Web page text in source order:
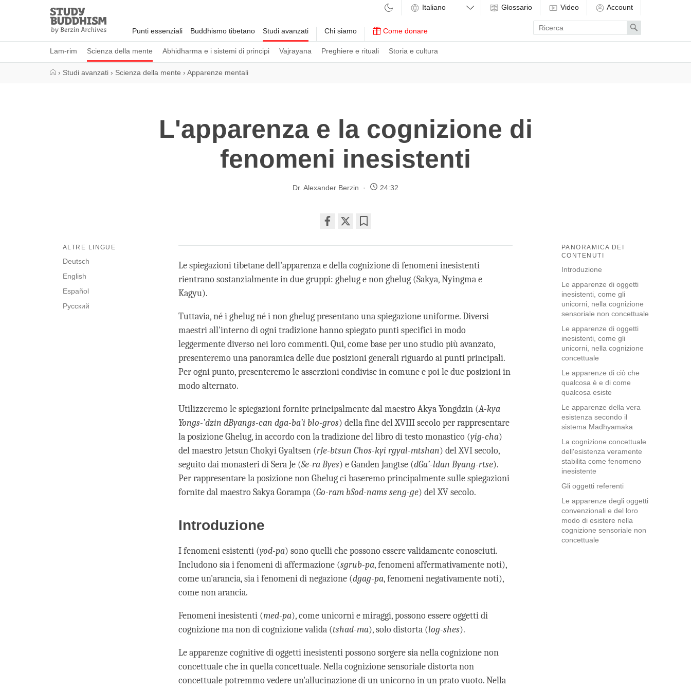
Study
Buddhism
Home
Punti essenziali Buddhismo tibetano Studi avanzati
Lam-rim Scienza della mente Abhidharma e i sistemi di principi Vajrayana Preghiere e rituali Storia e cultura
Chi siamo Come donare
Glossario Video Account
Enter
search
term
Search
› Studi avanzati › Scienza della mente › Apparenze mentali
L'apparenza e la cognizione di
fenomeni inesistenti
Dr. Alexander Berzin 24:32
on
facebook
PANORAMICA DEI
CONTENUTI
Introduzione
Le apparenze di oggetti
inesistenti, come gli
unicorni, nella cognizione
sensoriale non concettuale
Le apparenze di oggetti
inesistenti, come gli
unicorni, nella cognizione
concettuale
Le apparenze di ciò che
qualcosa è e di come
qualcosa esiste
Le apparenze della vera
esistenza secondo il
sistema Madhyamaka
La cognizione concettuale
dell'esistenza veramente
stabilita come fenomeno
inesistente
Gli oggetti referenti
Le apparenze degli oggetti
convenzionali e del loro
modo di esistere nella
cognizione sensoriale non
concettuale
ALTRE LINGUE
Deutsch
English
Español
Русский
Le spiegazioni tibetane dell'apparenza e della cognizione di fenomeni inesistenti
rientrano sostanzialmente in due gruppi: ghelug e non ghelug (Sakya, Nyingma e
Kagyu).
Tuttavia, né i ghelug né i non ghelug presentano una spiegazione uniforme. Diversi
maestri all'interno di ogni tradizione hanno spiegato punti specifici in modo
leggermente diverso nei loro commenti. Qui, come base per uno studio più avanzato,
presenteremo una panoramica delle due posizioni generali riguardo ai punti principali.
Per ogni punto, presenteremo le asserzioni condivise in comune e poi le due posizioni in
modo alternato.
Utilizzeremo le spiegazioni fornite principalmente dal maestro Akya Yongdzin (A-kya
Yongs-’dzin dByangs-can dga-ba’i blo-gros) della fine del XVIII secolo per rappresentare
la posizione Ghelug, in accordo con la tradizione del libro di testo monastico (yig-cha)
del maestro Jetsun Chokyi Gyaltsen (rJe-btsun Chos-kyi rgyal-mtshan) del XVI secolo,
seguito dai monasteri di Sera Je (Se-ra Byes) e Ganden Jangtse (dGa’-ldan Byang-rtse).
Per rappresentare la posizione non Ghelug ci baseremo principalmente sulle spiegazioni
fornite dal maestro Sakya Gorampa (Go-ram bSod-nams seng-ge) del XV secolo.
Introduzione
I fenomeni esistenti (yod-pa) sono quelli che possono essere validamente conosciuti.
Includono sia i fenomeni di affermazione (sgrub-pa, fenomeni affermativamente noti),
come un'arancia, sia i fenomeni di negazione (dgag-pa, fenomeni negativamente noti),
come non arancia.
Fenomeni inesistenti (med-pa), come unicorni e miraggi, possono essere oggetti di
cognizione ma non di cognizione valida (tshad-ma), solo distorta (log-shes).
Le apparenze cognitive di oggetti inesistenti possono sorgere sia nella cognizione non
concettuale che in quella concettuale. Nella cognizione sensoriale distorta non
concettuale potremmo vedere un'allucinazione di un unicorno in un prato vuoto. Nella